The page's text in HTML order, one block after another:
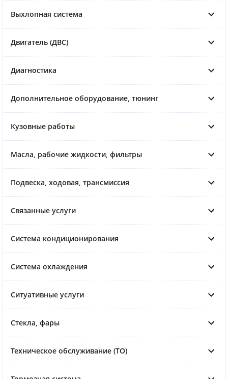
Выхлопная система
Двигатель (ДВС)
Диагностика
Дополнительное оборудование, тюнинг
Кузовные работы
Масла, рабочие жидкости, фильтры
Подвеска, ходовая, трансмиссия
Связанные услуги
Система кондиционирования
Система охлаждения
Ситуативные услуги
Стекла, фары
Техническое обслуживание (ТО)